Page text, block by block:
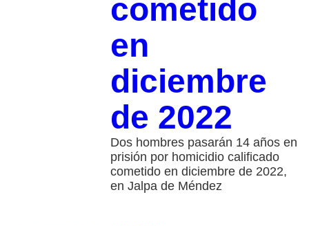
cometido
en
diciembre
de 2022
Dos hombres pasarán 14 años en
prisión por homicidio calificado
cometido en diciembre de 2022,
en Jalpa de Méndez